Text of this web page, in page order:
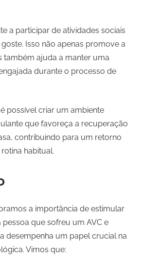
a participar de atividades sociais
Isso não apenas promove a
também ajuda a manter uma
durante o processo de
possível criar um ambiente
que favoreça a recuperação
contribuindo para um retorno
habitual.
a importância de estimular
que sofreu um AVC e
desempenha um papel crucial na
Vimos que: